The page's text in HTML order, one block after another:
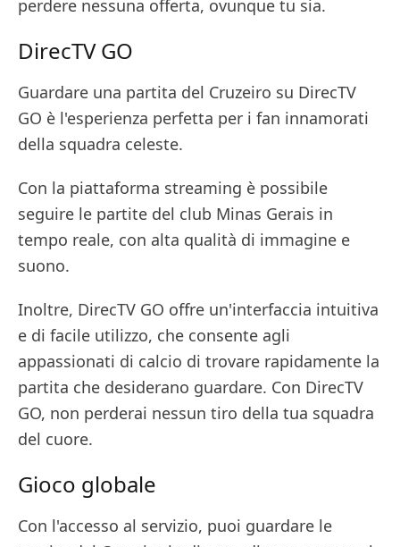
perdere nessuna offerta, ovunque tu sia.
DirecTV GO
Guardare una partita del Cruzeiro su DirecTV
GO è l'esperienza perfetta per i fan innamorati
della squadra celeste.
Con la piattaforma streaming è possibile
seguire le partite del club Minas Gerais in
tempo reale, con alta qualità di immagine e
suono.
Inoltre, DirecTV GO offre un'interfaccia intuitiva
e di facile utilizzo, che consente agli
appassionati di calcio di trovare rapidamente la
partita che desiderano guardare. Con DirecTV
GO, non perderai nessun tiro della tua squadra
del cuore.
Gioco globale
Con l'accesso al servizio, puoi guardare le